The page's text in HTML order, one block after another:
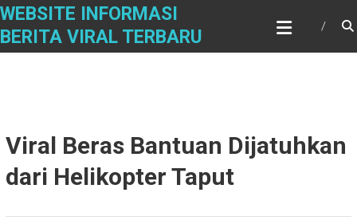
Skip
content
WEBSITE INFORMASI
BERITA VIRAL TERBARU
Viral Beras Bantuan Dijatuhkan
dari Helikopter Taput